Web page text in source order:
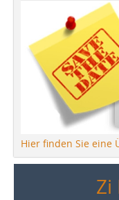
Hier finden Sie eine
Zi